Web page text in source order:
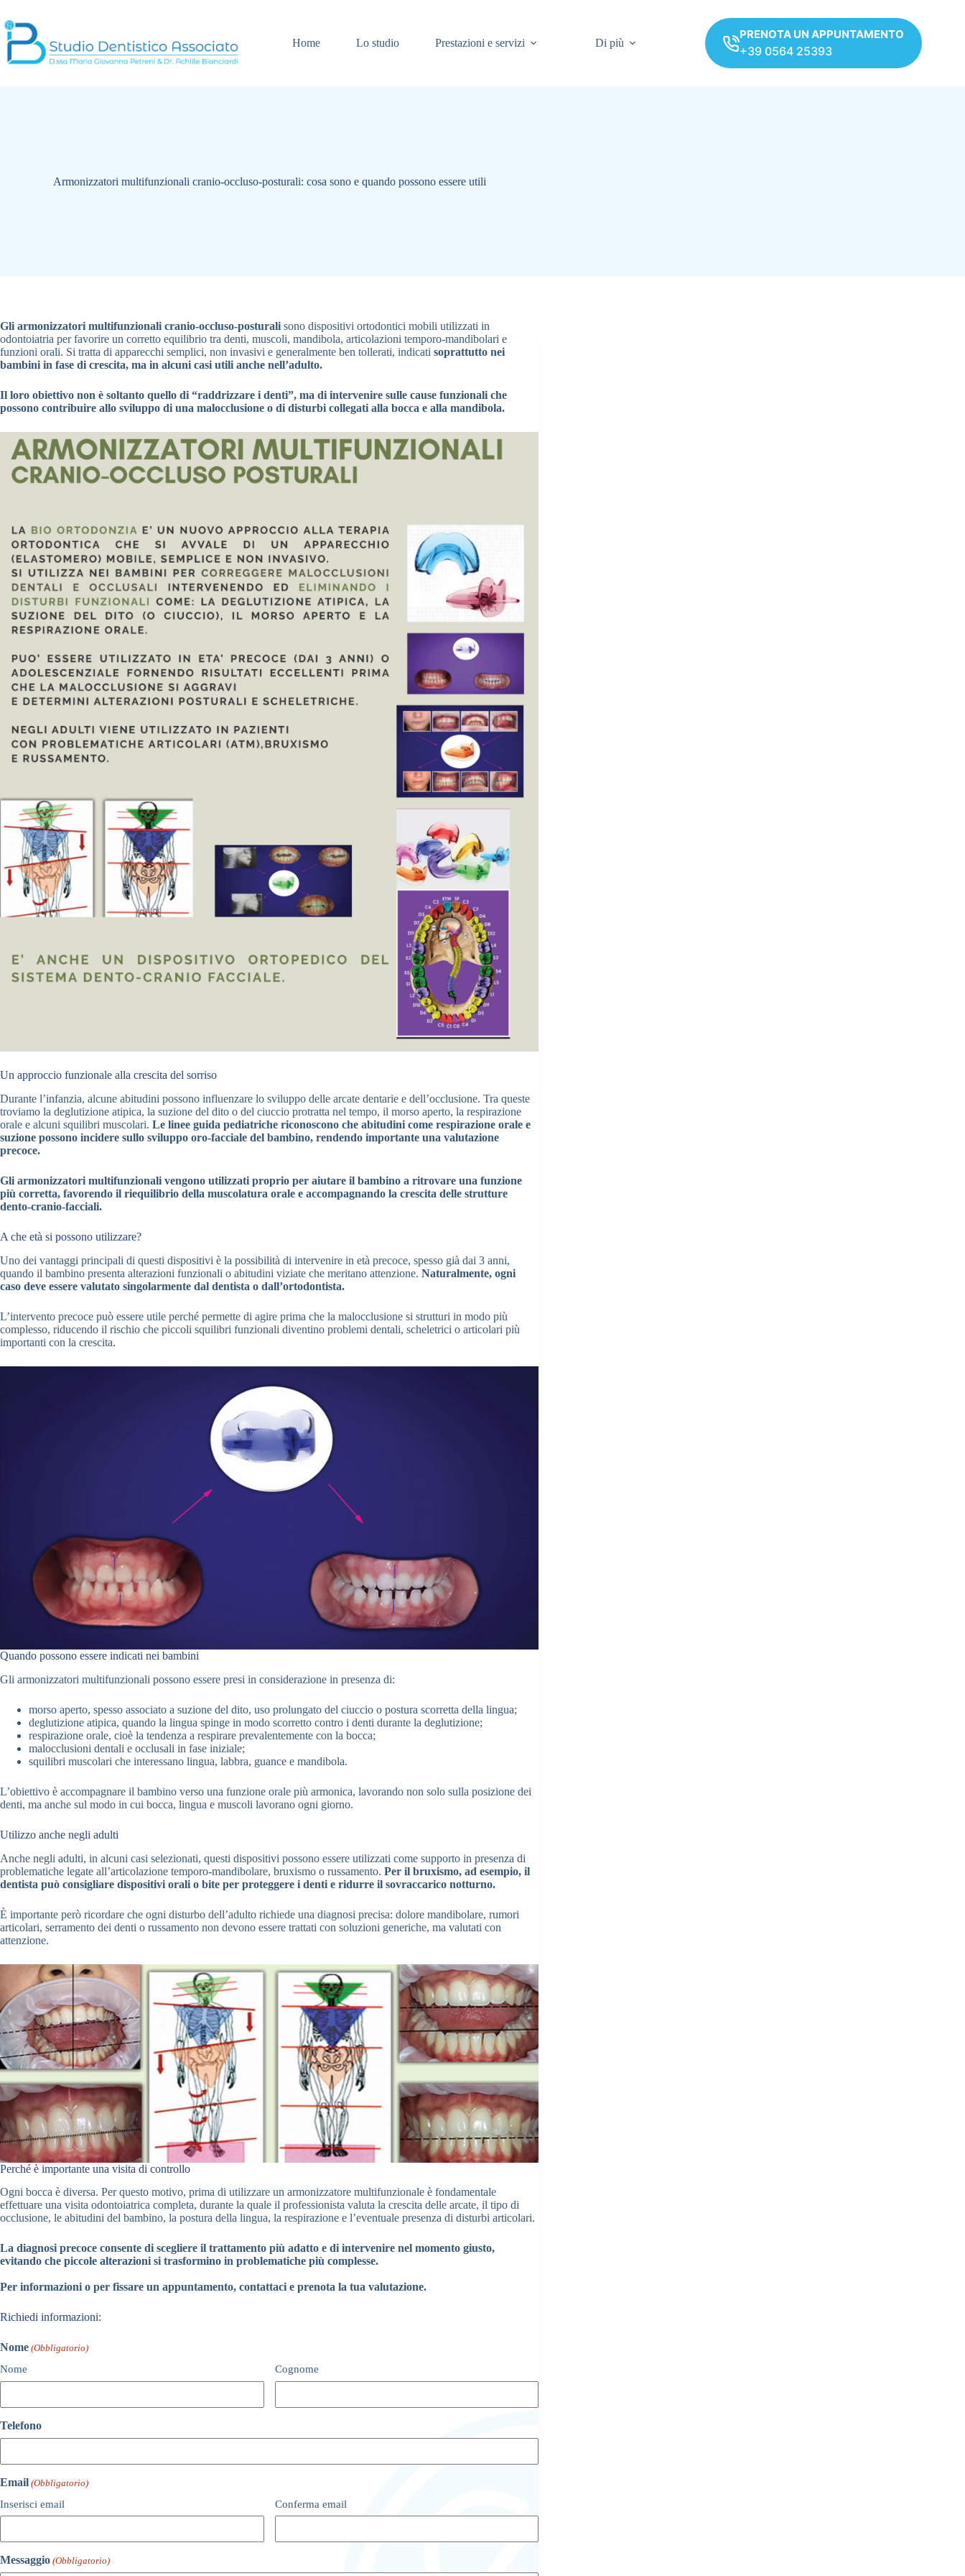
al
contenuto
Home
Lo studio Prestazioni e servizi Di più
PRENOTA UN APPUNTAMENTO
+39 0564 25393
Armonizzatori multifunzionali cranio-occluso-posturali: cosa sono e quando possono essere utili
Gli armonizzatori multifunzionali cranio-occluso-posturali sono dispositivi ortodontici mobili utilizzati in
odontoiatria per favorire un corretto equilibrio tra denti, muscoli, mandibola, articolazioni temporo-mandibolari e
funzioni orali. Si tratta di apparecchi semplici, non invasivi e generalmente ben tollerati, indicati soprattutto nei
bambini in fase di crescita, ma in alcuni casi utili anche nell’adulto.
Il loro obiettivo non è soltanto quello di “raddrizzare i denti”, ma di intervenire sulle cause funzionali che
possono contribuire allo sviluppo di una malocclusione o di disturbi collegati alla bocca e alla mandibola.
Un approccio funzionale alla crescita del sorriso
Durante l’infanzia, alcune abitudini possono influenzare lo sviluppo delle arcate dentarie e dell’occlusione. Tra queste
troviamo la deglutizione atipica, la suzione del dito o del ciuccio protratta nel tempo, il morso aperto, la respirazione
orale e alcuni squilibri muscolari. Le linee guida pediatriche riconoscono che abitudini come respirazione orale e
suzione possono incidere sullo sviluppo oro-facciale del bambino, rendendo importante una valutazione
precoce.
Gli armonizzatori multifunzionali vengono utilizzati proprio per aiutare il bambino a ritrovare una funzione
più corretta, favorendo il riequilibrio della muscolatura orale e accompagnando la crescita delle strutture
dento-cranio-facciali.
A che età si possono utilizzare?
Uno dei vantaggi principali di questi dispositivi è la possibilità di intervenire in età precoce, spesso già dai 3 anni,
quando il bambino presenta alterazioni funzionali o abitudini viziate che meritano attenzione. Naturalmente, ogni
caso deve essere valutato singolarmente dal dentista o dall’ortodontista.
L’intervento precoce può essere utile perché permette di agire prima che la malocclusione si strutturi in modo più
complesso, riducendo il rischio che piccoli squilibri funzionali diventino problemi dentali, scheletrici o articolari più
importanti con la crescita.
Quando possono essere indicati nei bambini
Gli armonizzatori multifunzionali possono essere presi in considerazione in presenza di:
morso aperto, spesso associato a suzione del dito, uso prolungato del ciuccio o postura scorretta della lingua;
deglutizione atipica, quando la lingua spinge in modo scorretto contro i denti durante la deglutizione;
respirazione orale, cioè la tendenza a respirare prevalentemente con la bocca;
malocclusioni dentali e occlusali in fase iniziale;
squilibri muscolari che interessano lingua, labbra, guance e mandibola.
L’obiettivo è accompagnare il bambino verso una funzione orale più armonica, lavorando non solo sulla posizione dei
denti, ma anche sul modo in cui bocca, lingua e muscoli lavorano ogni giorno.
Utilizzo anche negli adulti
Anche negli adulti, in alcuni casi selezionati, questi dispositivi possono essere utilizzati come supporto in presenza di
problematiche legate all’articolazione temporo-mandibolare, bruxismo o russamento. Per il bruxismo, ad esempio, il
dentista può consigliare dispositivi orali o bite per proteggere i denti e ridurre il sovraccarico notturno.
È importante però ricordare che ogni disturbo dell’adulto richiede una diagnosi precisa: dolore mandibolare, rumori
articolari, serramento dei denti o russamento non devono essere trattati con soluzioni generiche, ma valutati con
attenzione.
Perché è importante una visita di controllo
Ogni bocca è diversa. Per questo motivo, prima di utilizzare un armonizzatore multifunzionale è fondamentale
effettuare una visita odontoiatrica completa, durante la quale il professionista valuta la crescita delle arcate, il tipo di
occlusione, le abitudini del bambino, la postura della lingua, la respirazione e l’eventuale presenza di disturbi articolari.
La diagnosi precoce consente di scegliere il trattamento più adatto e di intervenire nel momento giusto,
evitando che piccole alterazioni si trasformino in problematiche più complesse.
Per informazioni o per fissare un appuntamento, contattaci e prenota la tua valutazione.
Richiedi informazioni:
Nome (Obbligatorio)
Nome Cognome
Telefono
Email (Obbligatorio)
Inserisci email Conferma email
Messaggio (Obbligatorio)